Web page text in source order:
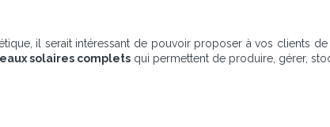
il serait intéressant de pouvoir proposer à vos clients
solaires complets qui permettent de produire, gérer,